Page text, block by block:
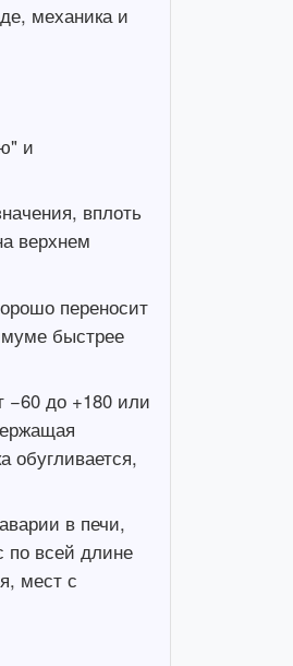
механика и
и
вплоть
верхнем
переносит
быстрее
−60 до +180 или
обугливается,
в печи,
по всей длине
мест с